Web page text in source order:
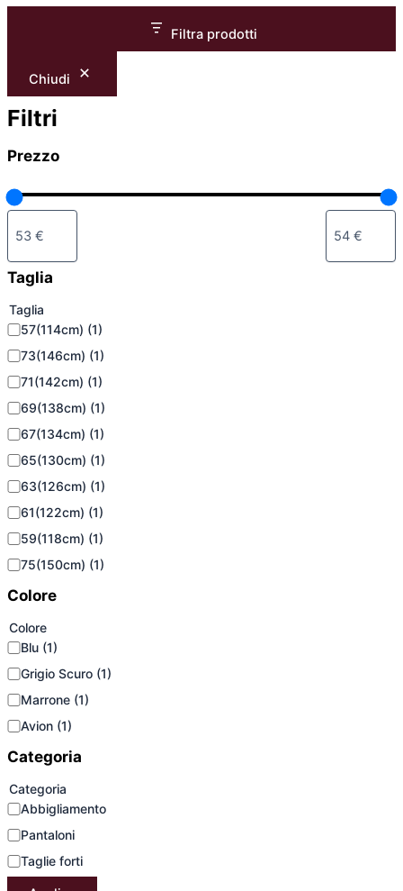
Filtra prodotti
Chiudi
Filtri
Prezzo
Taglia
Taglia
57(114cm) (1)
73(146cm) (1)
71(142cm) (1)
69(138cm) (1)
67(134cm) (1)
65(130cm) (1)
63(126cm) (1)
61(122cm) (1)
59(118cm) (1)
75(150cm) (1)
Colore
Colore
Blu (1)
Grigio Scuro (1)
Marrone (1)
Avion (1)
Categoria
Categoria
Abbigliamento
Pantaloni
Taglie forti